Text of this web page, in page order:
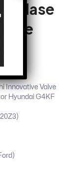
Clase
de
Innovative Valve
Hyundai G4KF